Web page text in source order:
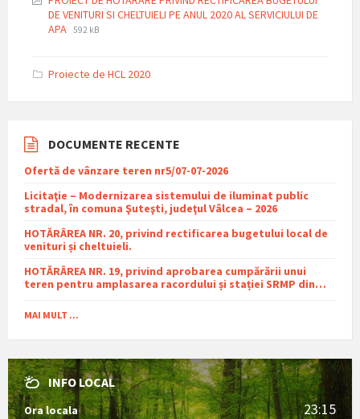
DE VENITURI SI CHELTUIELI PE ANUL 2020 AL SERVICIULUI DE
APA File
File
592 kB
Proiecte de HCL 2020
DOCUMENTE RECENTE
Ofertă de vânzare teren nr5/07-07-2026
Licitaţie – Modernizarea sistemului de iluminat public
stradal, în comuna Şuteşti, judeţul Vâlcea – 2026
HOTĂRÂREA NR. 20, privind rectificarea bugetului local de
venituri și cheltuieli.
HOTĂRÂREA NR. 19, privind aprobarea cumpărării unui
teren pentru amplasarea racordului și stației SRMP din
comuna Sutești.
MAI MULT ...
INFO LOCAL
Ora locala 23:15